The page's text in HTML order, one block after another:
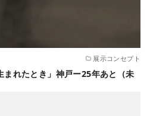
展示コンセプト
れたとき」神戸ー25年あと（未